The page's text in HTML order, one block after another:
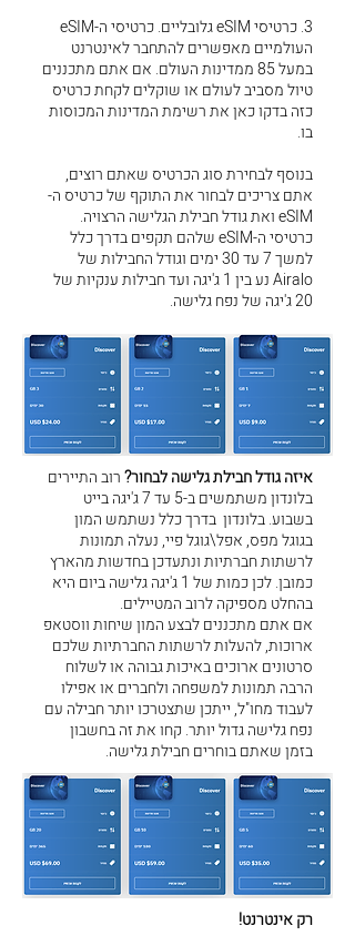
3. כרטיסי eSIM גלובליים. כרטיסי ה-eSIM
העולמיים מאפשרים להתחבר לאינטרנט
במעל 85 ממדינות העולם. אם אתם מתכננים
טיול מסביב לעולם או שוקלים לקחת כרטיס
כזה בדקו כאן את רשימת המדינות המכוסות
בו.
בנוסף לבחירת סוג הכרטיס שאתם רוצים,
אתם צריכים לבחור את התוקף של כרטיס ה-
eSIM ואת גודל חבילת הגלישה הרצויה.
כרטיסי ה-eSIM שלהם תקפים בדרך כלל
למשך 7 עד 30 ימים וגודל החבילות של
Airalo נע בין 1 ג'יגה ועד חבילות ענקיות של
20 ג'יגה של נפח גלישה.
איזה גודל חבילת גלישה לבחור?רוב התיירים
בלונדון משתמשים ב-5 עד 7 ג'יגה בייט
בשבוע. בלונדון בדרך כלל נשתמש המון
בגוגל מפס, אפל\גוגל פיי, נעלה תמונות
לרשתות חברתיות ונתעדכן בחדשות מהארץ
כמובן. לכן כמות של 1 ג'יגה גלישה ביום היא
בהחלט מספיקה לרוב המטיילים.
אם אתם מתכננים לבצע המון שיחות ווסטאפ
ארוכות, להעלות לרשתות החברתיות שלכם
סרטונים ארוכים באיכות גבוהה או לשלוח
הרבה תמונות למשפחה ולחברים או אפילו
לעבוד מחו"ל, ייתכן שתצטרכו יותר חבילה עם
נפח גלישה גדול יותר. קחו את זה בחשבון
בזמן שאתם בוחרים חבילת גלישה.
רק אינטרנט!